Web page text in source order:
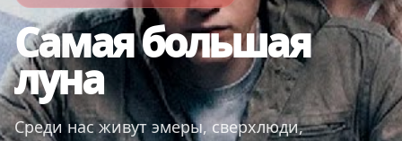
Самая большая
луна
Среди нас живут эмеры, сверхлюди,